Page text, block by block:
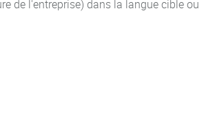
de l'entreprise) dans la langue cible ou